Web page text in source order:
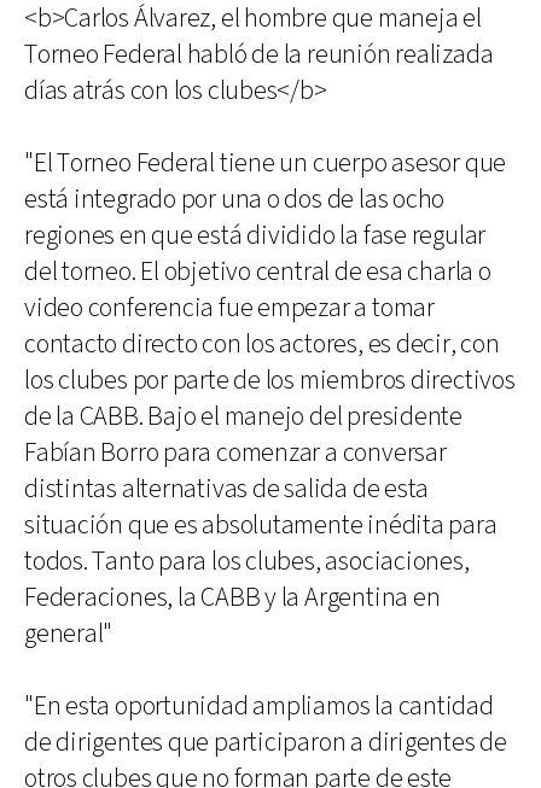
<b>Carlos Álvarez, el hombre que maneja el
Torneo Federal habló de la reunión realizada
días atrás con los clubes</b>
"El Torneo Federal tiene un cuerpo asesor que
está integrado por una o dos de las ocho
regiones en que está dividido la fase regular
del torneo. El objetivo central de esa charla o
video conferencia fue empezar a tomar
contacto directo con los actores, es decir, con
los clubes por parte de los miembros directivos
de la CABB. Bajo el manejo del presidente
Fabían Borro para comenzar a conversar
distintas alternativas de salida de esta
situación que es absolutamente inédita para
todos. Tanto para los clubes, asociaciones,
Federaciones, la CABB y la Argentina en
general"
"En esta oportunidad ampliamos la cantidad
de dirigentes que participaron a dirigentes de
otros clubes que no forman parte de este